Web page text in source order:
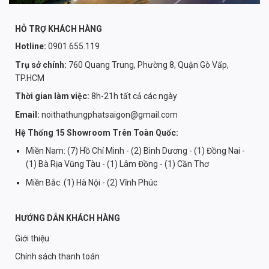
tốt vai trò cơ bản của mình, bao gồm việc tiếp khách hay
nghỉ ngơi thư giãn,…
HỖ TRỢ KHÁCH HÀNG
Hotline: 0901.655.119
Trụ sở chính: 760 Quang Trung, Phường 8, Quận Gò Vấp,
TP.HCM
Thời gian làm việc: 8h-21h tất cả các ngày
Email: noithathungphatsaigon@gmail.com
Hệ Thống 15 Showroom Trên Toàn Quốc:
Miền Nam: (7) Hồ Chí Minh - (2) Bình Dương - (1) Đồng Nai -
(1) Bà Rịa Vũng Tàu - (1) Lâm Đồng - (1) Cần Thơ
Miền Bắc: (1) Hà Nội - (2) Vĩnh Phúc
HƯỚNG DẪN KHÁCH HÀNG
Giới thiệu
Chính sách thanh toán